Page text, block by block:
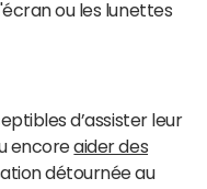
ou les lunettes
d’assister leur
encoreaider des
détournée au